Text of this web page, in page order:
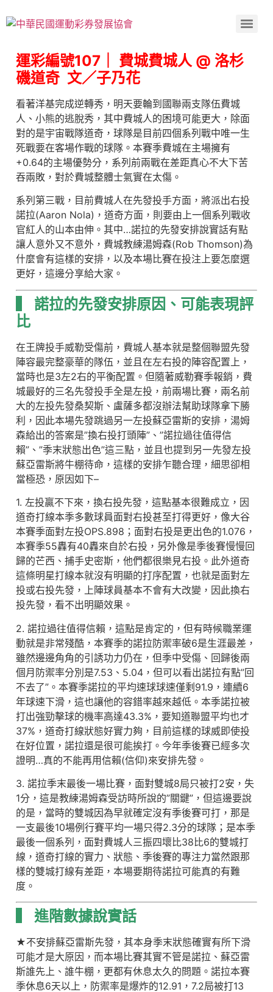
運彩編號107｜ 費城費城人 @ 洛杉
磯道奇 文／子乃花
看著洋基完成逆轉秀，明天要輪到國聯兩支隊伍費城
人、小熊的逃脫秀，其中費城人的困境可能更大，除面
對的是宇宙戰隊道奇，球隊是目前四個系列戰中唯一生
死戰要在客場作戰的球隊。本賽季費城在主場擁有
+0.64的主場優勢分，系列前兩戰在差距真心不大下苦
吞兩敗，對於費城整體士氣實在太傷。
系列第三戰，目前費城人在先發投手方面，將派出右投
諾拉(Aaron Nola)，道奇方面，則要由上一個系列戰收
官紅人的山本由伸。其中…諾拉的先發安排說實話有點
讓人意外又不意外，費城教練湯姆森(Rob Thomson)為
什麼會有這樣的安排，以及本場比賽在投注上要怎麼選
更好，這邊分享給大家。
▍ 諾拉的先發安排原因、可能表現評
比
在王牌投手威勒受傷前，費城人基本就是整個聯盟先發
陣容最完整豪華的隊伍，並且在左右投的陣容配置上，
當時也是3左2右的平衡配置。但隨著威勒賽季報銷，費
城最好的三名先發投手全是左投，前兩場比賽，兩名前
大的左投先發桑契斯、盧薩多都沒辦法幫助球隊拿下勝
利，因此本場先發跳過另一左投蘇亞雷斯的安排，湯姆
森給出的答案是”換右投打頭陣”、”諾拉過往值得信
賴”、”季末狀態出色”這三點，並且也提到另一先發左投
蘇亞雷斯將牛棚待命，這樣的安排乍聽合理，細思卻相
當極恐，原因如下–
1. 左投贏不下來，換右投先發，這點基本很難成立，因
道奇打線本季多數球員面對右投甚至打得更好，像大谷
本賽季面對左投OPS.898；面對右投是更出色的1.076，
本賽季55轟有40轟來自於右投，另外像是季後賽慢慢回
歸的芒西、捕手史密斯，他們都很樂見右投。此外道奇
這條明星打線本就沒有明顯的打序配置，也就是面對左
投或右投先發，上陣球員基本不會有大改變，因此換右
投先發，看不出明顯效果。
2. 諾拉過往值得信賴，這點是肯定的，但有時候職業運
動就是非常殘酷，本賽季的諾拉防禦率破6是生涯最差，
雖然邊邊角角的引誘功力仍在，但季中受傷、回歸後兩
個月防禦率分別是7.53、5.04，但可以看出諾拉有點”回
不去了”。本賽季諾拉的平均速球球速僅剩91.9，連續6
年球速下滑，這也讓他的容錯率越來越低。本季諾拉被
打出強勁擊球的機率高達43.3%，要知道聯盟平均也才
37%，道奇打線狀態好實力夠，目前這樣的球威即使投
在好位置，諾拉還是很可能挨打。今年季後賽已經多次
證明…真的不能再用信賴(信仰)來安排先發。
3. 諾拉季末最後一場比賽，面對雙城8局只被打2安，失
1分，這是教練湯姆森受訪時所說的”關鍵”，但這邊要說
的是，當時的雙城因為早就確定沒有季後賽可打，那是
一支最後10場例行賽平均一場只得2.3分的球隊；是本季
最後一個系列，面對費城人三振四壞比38比6的雙城打
線，道奇打線的實力、狀態、季後賽的專注力當然跟那
樣的雙城打線有差距，本場要期待諾拉可能真的有難
度。
▍ 進階數據說實話
★不安排蘇亞雷斯先發，其本身季末狀態確實有所下滑
可能才是大原因，而本場比賽其實不管是諾拉、蘇亞雷
斯誰先上、誰牛棚，更都有休息太久的問題。諾拉本賽
季休息6天以上，防禦率是爆炸的12.91，7.2局被打13